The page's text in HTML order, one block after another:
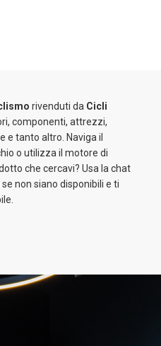
rivenduti da Cicli
componenti, attrezzi,
e tanto altro. Naviga il
o utilizza il motore di
che cercavi? Usa la chat
non siano disponibili e ti